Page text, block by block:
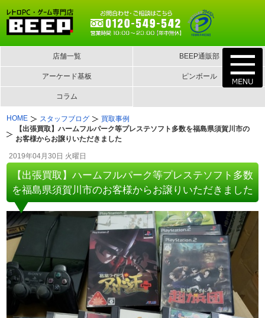
店舗一覧 BEEP通販部
アーケード基板 ピンボール
コラム
HOME スタッフブログ
買取事例
【出張買取】ハームフルパーク等プレステソフト多数を福島県須賀川市の
お客様からお譲りいただきました
2019年04月30日 火曜日
【出張買取】ハームフルパーク等プレステソフト多数
を福島県須賀川市のお客様からお譲りいただきました